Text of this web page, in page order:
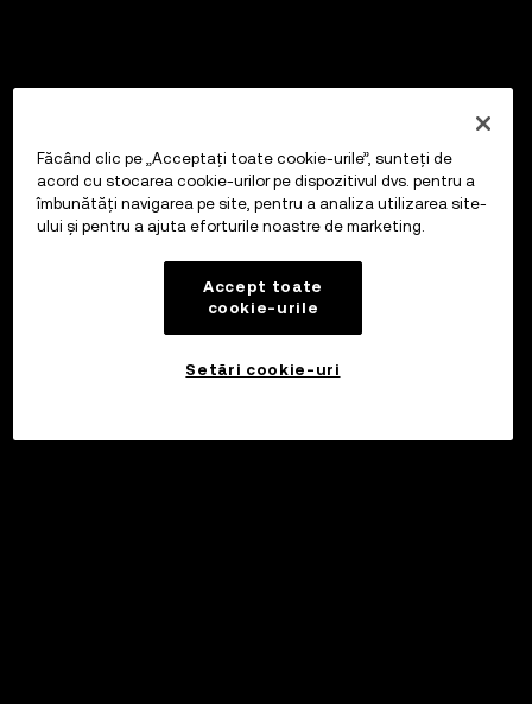
Făcând clic pe „Acceptați toate cookie-urile”, sunteți de
acord cu stocarea cookie-urilor pe dispozitivul dvs. pentru a
îmbunătăți navigarea pe site, pentru a analiza utilizarea site-
ului și pentru a ajuta eforturile noastre de marketing.
Accept toate
cookie-urile
Setări cookie-uri